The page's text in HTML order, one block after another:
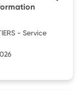
- Service